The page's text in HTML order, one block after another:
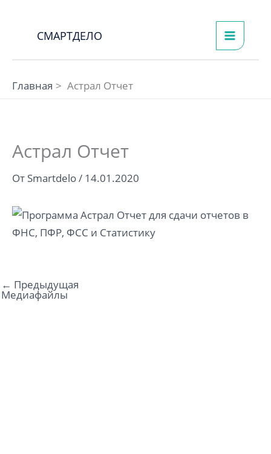
содержимому
СМАРТДЕЛО
Главная Астрал Отчет
Астрал Отчет
От Smartdelo/ 14.01.2020
← Предыдущая
Медиафайлы